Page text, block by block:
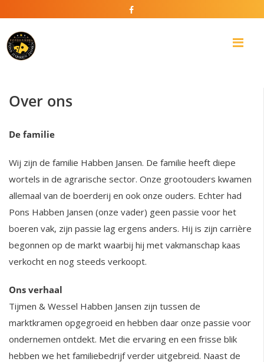
U bevindt zich hier:Home»Over ons
Over ons
De familie
Wij zijn de familie Habben Jansen. De familie heeft diepe
wortels in de agrarische sector. Onze grootouders kwamen
allemaal van de boerderij en ook onze ouders. Echter had
Pons Habben Jansen (onze vader) geen passie voor het
boeren vak, zijn passie lag ergens anders. Hij is zijn carrière
begonnen op de markt waarbij hij met vakmanschap kaas
verkocht en nog steeds verkoopt.
Ons verhaal
Tijmen & Wessel Habben Jansen zijn tussen de
marktkramen opgegroeid en hebben daar onze passie voor
ondernemen ontdekt. Met die ervaring en een frisse blik
hebben we het familiebedrijf verder uitgebreid. Naast de